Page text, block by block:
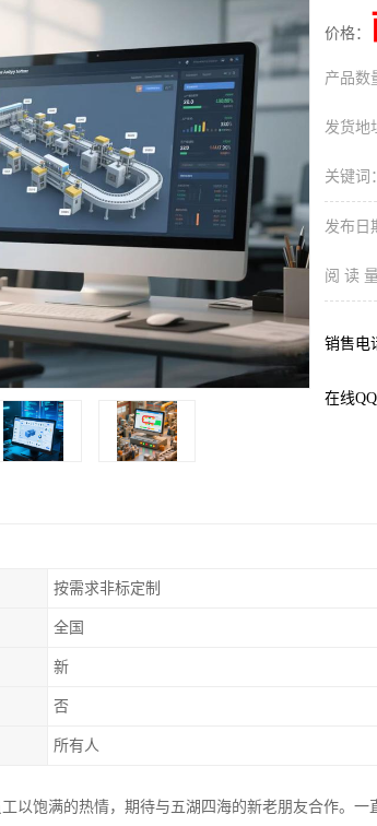
价格：
产品数
发货地
关键词：
发布日
阅 读 量
销售电
在线QQ
按需求非标定制
全国
新
否
所有人
以饱满的热情，期待与五湖四海的新老朋友合作。